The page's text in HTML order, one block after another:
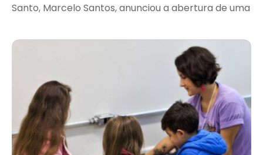
Santo, Marcelo Santos, anunciou a abertura de uma